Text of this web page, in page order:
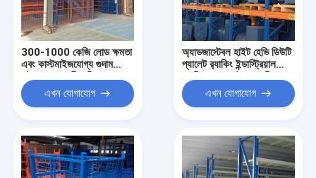
300-1000 কেজি লোড ক্ষমতা
এবং কাস্টমাইজযোগ্য গুদাম
মেজানাইন র্যাক
এখন যোগাযোগ
অ্যাডজাস্টেবল হাইট হেভি ডিউটি
প্যালেট র‍্যাকিং ইন্ডাস্ট্রিয়াল
র‍্যাকস সেল ফর
এখন যোগাযোগ